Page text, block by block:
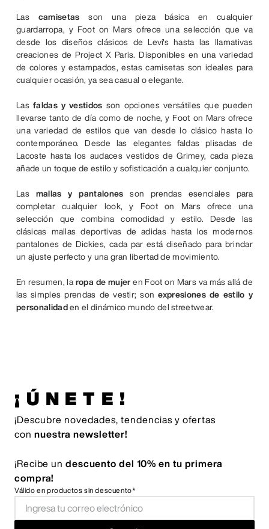
Las camisetas son una pieza básica en cualquier
guardarropa, y Foot on Mars ofrece una selección que va
desde los diseños clásicos de Levi's hasta las llamativas
creaciones de Project X Paris. Disponibles en una variedad
de colores y estampados, estas camisetas son ideales para
cualquier ocasión, ya sea casual o elegante.
Las faldas y vestidos son opciones versátiles que pueden
llevarse tanto de día como de noche, y Foot on Mars ofrece
una variedad de estilos que van desde lo clásico hasta lo
contemporáneo. Desde las elegantes faldas plisadas de
Lacoste hasta los audaces vestidos de Grimey, cada pieza
añade un toque de estilo y sofisticación a cualquier conjunto.
Las mallas y pantalones son prendas esenciales para
completar cualquier look, y Foot on Mars ofrece una
selección que combina comodidad y estilo. Desde las
clásicas mallas deportivas de adidas hasta los modernos
pantalones de Dickies, cada par está diseñado para brindar
un ajuste perfecto y una gran libertad de movimiento.
En resumen, la ropa de mujer en Foot on Mars va más allá de
las simples prendas de vestir; sonexpresiones de estilo y
personalidad en el dinámico mundo del streetwear.
¡ÚNETE!
¡Descubre novedades, tendencias y ofertas
con nuestra newsletter!
¡Recibe un descuento del 10% en tu primera
compra!
Válido en productos sin descuento*